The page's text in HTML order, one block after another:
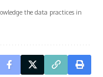
the data practices in